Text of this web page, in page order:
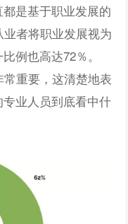
是基于职业发展的
者将职业发展视为
例也高达72％。
重要，这清楚地表
业人员到底看中什